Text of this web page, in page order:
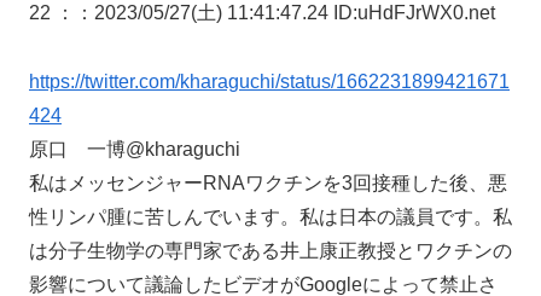
22 ： ：2023/05/27(土) 11:41:47.24 ID:uHdFJrWX0.net
https://twitter.com/kharaguchi/status/1662231899421671
424
原口 一博@kharaguchi
私はメッセンジャーRNAワクチンを3回接種した後、悪
性リンパ腫に苦しんでいます。私は日本の議員です。私
は分子生物学の専門家である井上康正教授とワクチンの
影響について議論したビデオがGoogleによって禁止さ